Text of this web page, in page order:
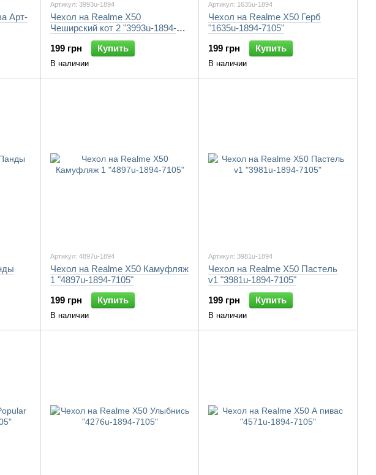
Арт-
Артикул: 3993u-1894
Чехол на Realme X50
Чеширский кот 2 "3993u-1894-
199 грн
Купить
В наличии
Артикул: 1635u-1894
Чехол на Realme X50 Герб
"1635u-1894-7105"
199 грн
Купить
В наличии
Артикул: 4897u-1894
Чехол на Realme X50 Камуфляж
1 "4897u-1894-7105"
199 грн
Купить
В наличии
Артикул: 3981u-1894
Чехол на Realme X50 Пастель
v1 "3981u-1894-7105"
199 грн
Купить
В наличии